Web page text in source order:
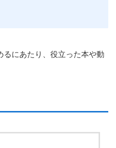
にあたり、役立った本や動